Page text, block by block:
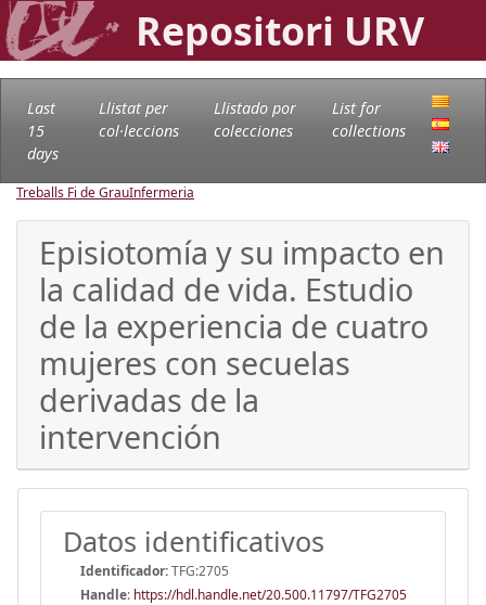
Repositori URV
Last
15
days
Llistat per
col·leccions
Llistado por
colecciones
List for
collections
Treballs Fi de GrauInfermeria
Episiotomía y su impacto en
la calidad de vida. Estudio
de la experiencia de cuatro
mujeres con secuelas
derivadas de la
intervención
Datos identificativos
Identificador:TFG:2705
Handle: https://hdl.handle.net/20.500.11797/TFG2705